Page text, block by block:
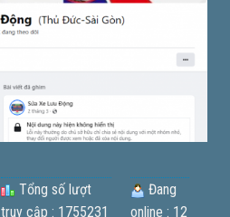
Tổng số lượt
truy cập : 1755231
Đang
online : 12